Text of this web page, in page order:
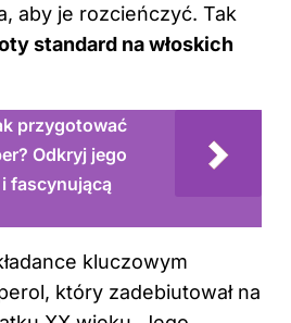
aby je rozcieńczyć. Tak
standard na włoskich
przygotować
Odkryj jego
fascynującą
kluczowym
który zadebiutował na